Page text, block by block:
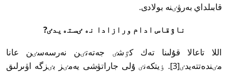
قابىلداي بەرۋٸنە بولادى.
ناۋقاس ادام ورازادا نە ٸستەيدٸ?
اللا تاعالا قۇلىنا تەك كٷشٸ جەتەتٸن نەرسەسٸن عانا
مٸندەتتەيدٸ[3]. ٶيتكەنٸ ۇلى جاراتۋشى يەمٸز بٸزگە اۋىرلىق